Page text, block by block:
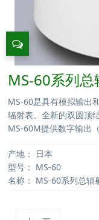
MS-60系列总
MS-60是具有模拟输出
辐射表。全新的双圆顶
MS-60M提供数字输出
产地：
日本
型号： MS-60
名称： MS-60系列总辐